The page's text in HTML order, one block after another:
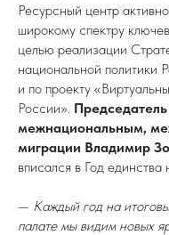
Ресурсный центр
широкому спектру
целью реализации
национальной политики
и по проекту
России».
межнациональным,
миграции Владимир
вписался в Год
— Каждый год на
палате мы видим новых